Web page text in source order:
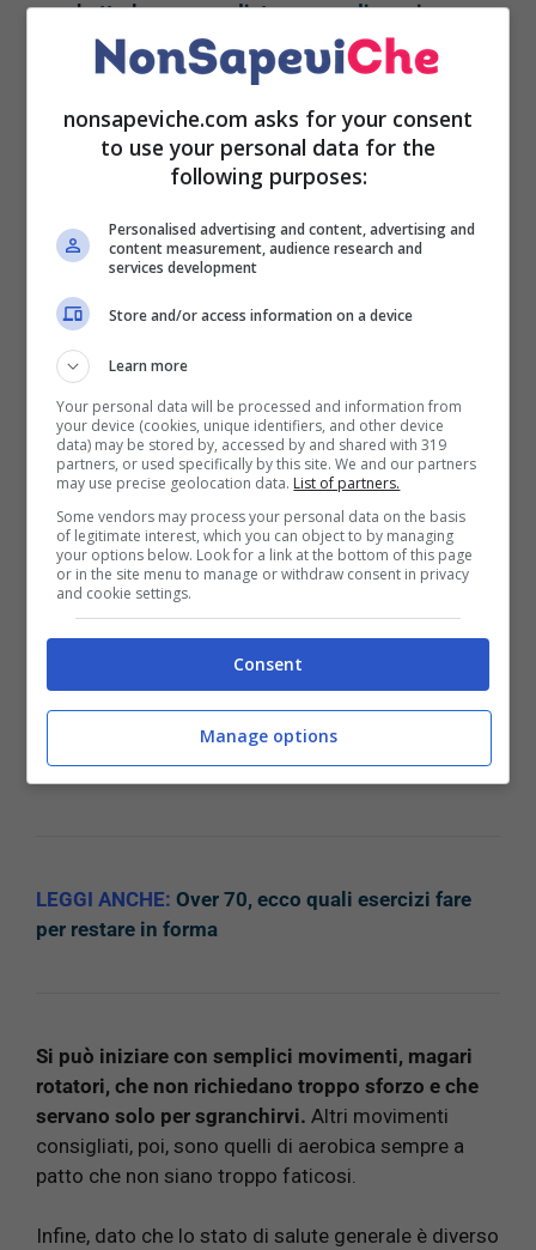
combatterla con una dieta povera di epurine
In presenza di patologie la cui sofferenza può
essere anche invalidante, come l’artrite, un pò di
a ridurre il dolore.In questo particolare caso non
c’è bisogno di sforzarsi eccessivamente ma, al
molta attenzione.
Ecco qualche consiglio importante per continuare
ad allenarsi senza correre troppi rischi.
Allenarsi in sicurezza con
l’artrite: i consigli per non
correre rischi
Una volta appurato il fatto che ci si possa allenare
di artrite, bisognerà capire con quali modalità
andrà praticata l’attività fisica.Innanzitutto, come
già detto, bisognerà cheil tenore sia moderato e
che non si faccia troppo sforzo o troppa fatica.
LEGGI ANCHE: Over 70, ecco quali esercizi fare
per restare in forma
Si può iniziare con semplici movimenti, magari
rotatori, che non richiedano troppo sforzo e che
servano solo per sgranchirvi. Altri movimenti
consigliati, poi, sono quelli di aerobica sempre a
patto che non siano troppo faticosi.
Infine, dato che lo stato di salute generale è diverso
nonsapeviche.com asks for your consent
to use your personal data for the
following purposes:
Personalised advertising and content, advertising and
content measurement, audience research and
services development
Store and/or access information on a device
Learn more
Your personal data will be processed and information from
your device (cookies, unique identifiers, and other device
data) may be stored by, accessed by and shared with 319
partners, or used specifically by this site. We and our partners
may use precise geolocation data. List of partners.
Some vendors may process your personal data on the basis
of legitimate interest, which you can object to by managing
your options below. Look for a link at the bottom of this page
or in the site menu to manage or withdraw consent in privacy
and cookie settings.
Consent
Manage options